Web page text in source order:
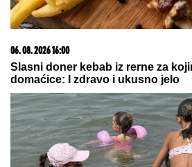
MNOGE OD OVIH PESAMA
numera koje je Dino Merlin
izvođača - ostaćete u čudu kad
Probudio se 45
kliničke smrti:
razgovarao sa
koje nikada neće